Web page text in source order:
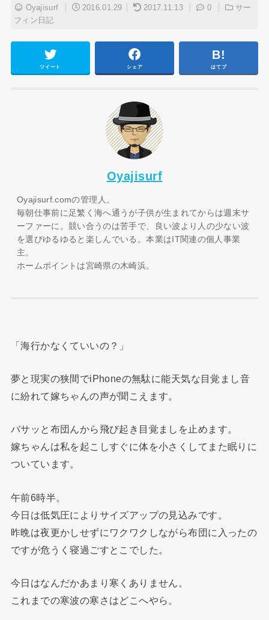
Oyajisurf 2016.01.29 2017.11.13 0
サー
フィン日記
ツイート シェア はてブ
Oyajisurf
Oyajisurf.comの管理人。
毎朝仕事前に足繁く海へ通うが子供が生まれてからは週末サ
ーファーに。競い合うのは苦手で、良い波より人の少ない波
を選びゆるゆると楽しんでいる。本業はIT関連の個人事業
主。
ホームポイントは宮崎県の木崎浜。
「海行かなくていいの？」
夢と現実の狭間でiPhoneの無駄に能天気な目覚まし音
に紛れて嫁ちゃんの声が聞こえます。
バサッと布団んから飛び起き目覚ましを止めます。
嫁ちゃんは私を起こしすぐに体を小さくしてまた眠りに
ついています。
午前6時半。
今日は低気圧によりサイズアップの見込みです。
昨晩は夜更かしせずにワクワクしながら布団に入ったの
ですが危うく寝過ごすとこでした。
今日はなんだかあまり寒くありません。
これまでの寒波の寒さはどこへやら。